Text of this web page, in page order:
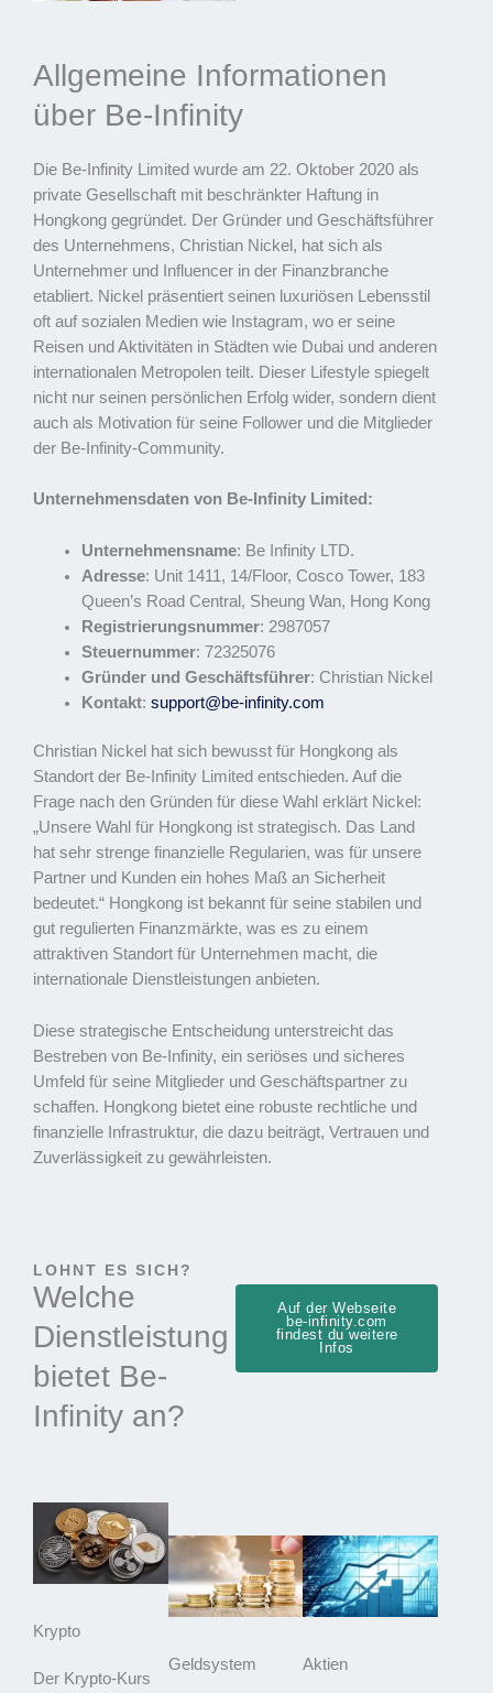
Allgemeine Informationen
über Be-Infinity
Die Be-Infinity Limited wurde am 22. Oktober 2020 als
private Gesellschaft mit beschränkter Haftung in
Hongkong gegründet. Der Gründer und Geschäftsführer
des Unternehmens, Christian Nickel, hat sich als
Unternehmer und Influencer in der Finanzbranche
etabliert. Nickel präsentiert seinen luxuriösen Lebensstil
oft auf sozialen Medien wie Instagram, wo er seine
Reisen und Aktivitäten in Städten wie Dubai und anderen
internationalen Metropolen teilt. Dieser Lifestyle spiegelt
nicht nur seinen persönlichen Erfolg wider, sondern dient
auch als Motivation für seine Follower und die Mitglieder
der Be-Infinity-Community.
Unternehmensdaten von Be-Infinity Limited:
Unternehmensname: Be Infinity LTD.
Adresse: Unit 1411, 14/Floor, Cosco Tower, 183
Queen’s Road Central, Sheung Wan, Hong Kong
Registrierungsnummer: 2987057
Steuernummer: 72325076
Gründer und Geschäftsführer: Christian Nickel
Kontakt: support@be-infinity.com
Christian Nickel hat sich bewusst für Hongkong als
Standort der Be-Infinity Limited entschieden. Auf die
Frage nach den Gründen für diese Wahl erklärt Nickel:
„Unsere Wahl für Hongkong ist strategisch. Das Land
hat sehr strenge finanzielle Regularien, was für unsere
Partner und Kunden ein hohes Maß an Sicherheit
bedeutet.“ Hongkong ist bekannt für seine stabilen und
gut regulierten Finanzmärkte, was es zu einem
attraktiven Standort für Unternehmen macht, die
internationale Dienstleistungen anbieten.
Diese strategische Entscheidung unterstreicht das
Bestreben von Be-Infinity, ein seriöses und sicheres
Umfeld für seine Mitglieder und Geschäftspartner zu
schaffen. Hongkong bietet eine robuste rechtliche und
finanzielle Infrastruktur, die dazu beiträgt, Vertrauen und
Zuverlässigkeit zu gewährleisten.
LOHNT ES SICH?
Welche
Dienstleistung
bietet Be-
Infinity an?
Auf der Webseite
be-infinity.com
findest du weitere
Infos
Krypto
Der Krypto-Kurs
Geldsystem Aktien